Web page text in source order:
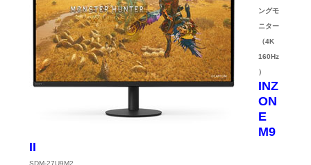
ングモ
ニター
（4K
160Hz
）
INZ
ON
E
M9
II
SDM-27U9M2